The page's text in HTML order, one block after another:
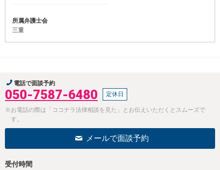
所属弁護士会
三重
電話で面談予約
050-7587-6480 定休日
※お電話の際は「ココナラ法律相談を見た」とお伝えいただくとスムーズで
す。
メールで面談予約
受付時間